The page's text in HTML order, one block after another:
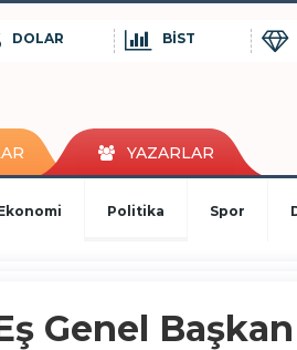
DOLAR BİST
YAZARLAR
Politika Spor
Genel